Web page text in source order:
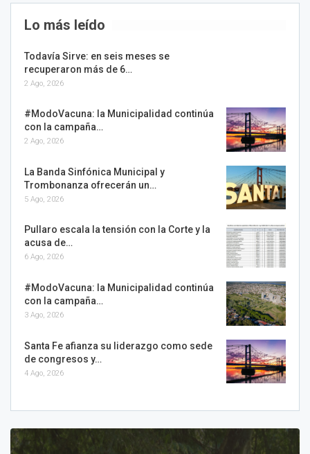
Lo más leído
Todavía Sirve: en seis meses se
recuperaron más de 6…
2 Ago, 2026
#ModoVacuna: la Municipalidad continúa
con la campaña…
2 Ago, 2026
La Banda Sinfónica Municipal y
Trombonanza ofrecerán un…
5 Ago, 2026
Pullaro escala la tensión con la Corte y la
acusa de…
6 Ago, 2026
#ModoVacuna: la Municipalidad continúa
con la campaña…
3 Ago, 2026
Santa Fe afianza su liderazgo como sede
de congresos y…
4 Ago, 2026